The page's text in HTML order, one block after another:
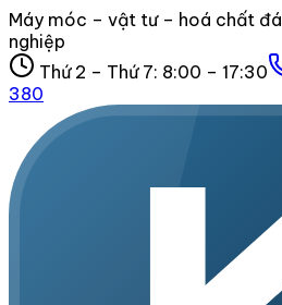
Máy móc – vật tư – hoá chất
nghiệp
Thứ 2 – Thứ 7: 8:00 – 17:30
380